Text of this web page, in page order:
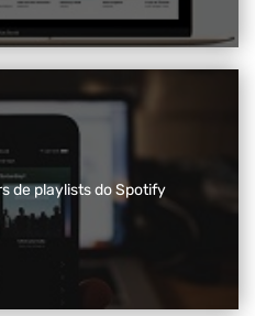
de playlists do Spotify